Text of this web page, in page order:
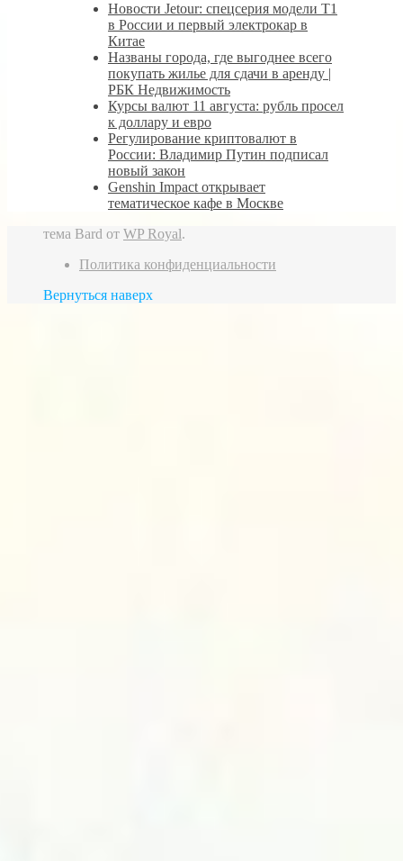
Новости Jetour: спецсерия модели T1
в России и первый электрокар в
Китае
Названы города, где выгоднее всего
покупать жилье для сдачи в аренду |
РБК Недвижимость
Курсы валют 11 августа: рубль просел
к доллару и евро
Регулирование криптовалют в
России: Владимир Путин подписал
новый закон
Genshin Impact открывает
тематическое кафе в Москве
тема Bard от WP Royal.
Политика конфиденциальности
Вернуться наверх